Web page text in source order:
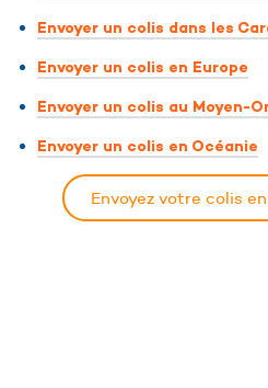
Envoyer un colis dans les
Envoyer un colis en Europe
Envoyer un colis au Moyen-
Envoyer un colis en Océanie
Envoyez votre colis